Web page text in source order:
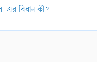
এর বিধান কী?